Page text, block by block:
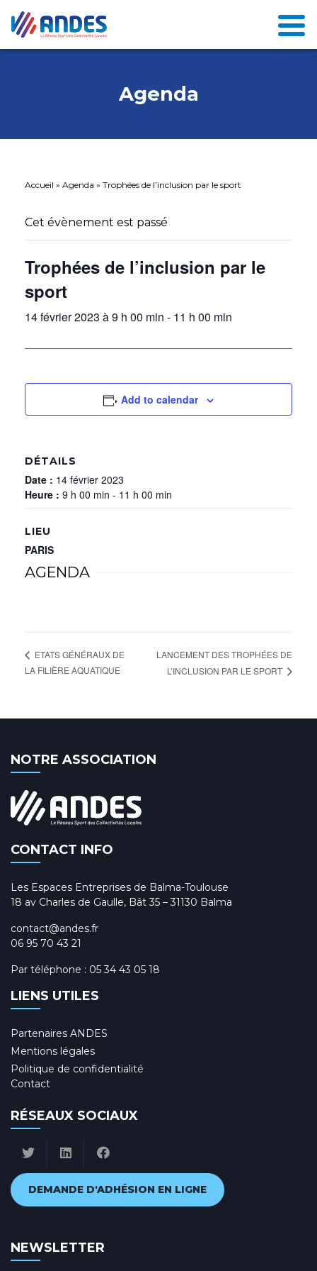
Agenda
Accueil » Agenda » Trophées de l’inclusion par le sport
Cet évènement est passé
Trophées de l’inclusion par le
sport
14 février 2023 à 9 h 00 min - 11 h 00 min
Add to calendar
DÉTAILS
Date : 14 février 2023
Heure : 9 h 00 min - 11 h 00 min
LIEU
PARIS
AGENDA
ETATS GÉNÉRAUX DE
LA FILIÈRE AQUATIQUE
LANCEMENT DES TROPHÉES DE
L’INCLUSION PAR LE SPORT
NOTRE ASSOCIATION
CONTACT INFO
Les Espaces Entreprises de Balma-Toulouse
18 av Charles de Gaulle, Bât 35 – 31130 Balma
contact@andes.fr
06 95 70 43 21
Par téléphone : 05 34 43 05 18
LIENS UTILES
Partenaires ANDES
Mentions légales
Politique de confidentialité
Contact
RÉSEAUX SOCIAUX
DEMANDE D'ADHÉSION EN LIGNE
NEWSLETTER